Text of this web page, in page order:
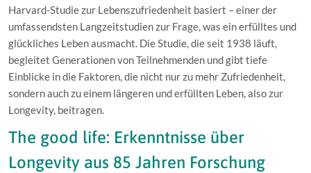
Harvard-Studie zur Lebenszufriedenheit basiert – einer der
umfassendsten Langzeitstudien zur Frage, was ein erfülltes und
glückliches Leben ausmacht. Die Studie, die seit 1938 läuft,
begleitet Generationen von Teilnehmenden und gibt tiefe
Einblicke in die Faktoren, die nicht nur zu mehr Zufriedenheit,
sondern auch zu einem längeren und erfüllten Leben, also zur
Longevity, beitragen.
The good life: Erkenntnisse über
Longevity aus 85 Jahren Forschung